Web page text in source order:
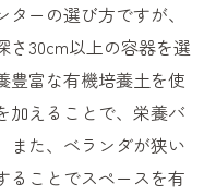
ーの選び方ですが、
さ30cm以上の容器を選
豊富な有機培養土を使
加えることで、栄養バ
また、ベランダが狭い
ることでスペースを有